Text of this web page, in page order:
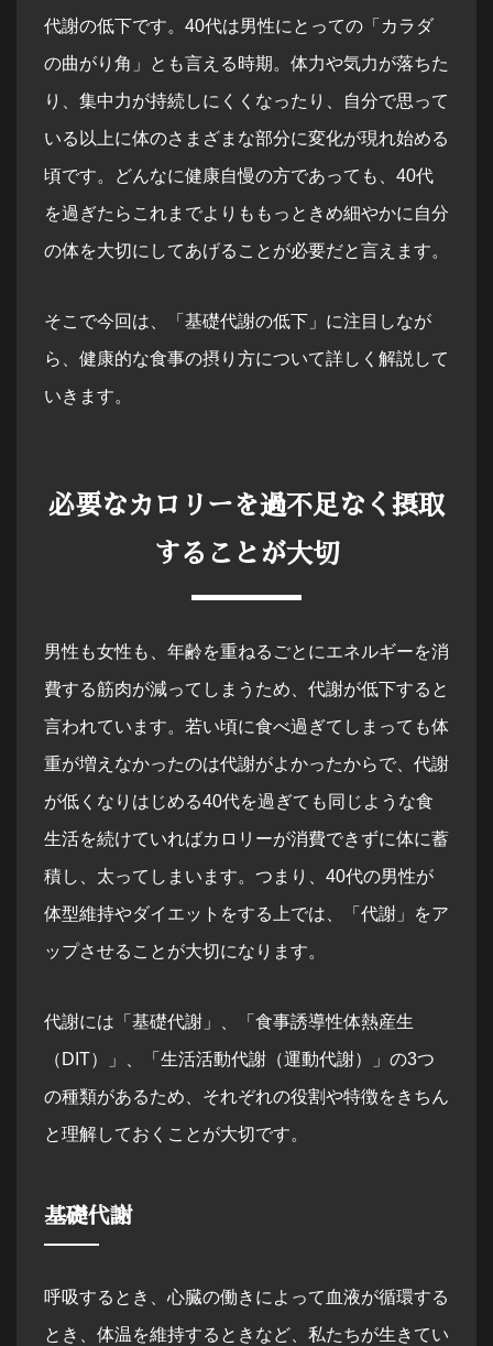
代謝の低下です。40代は男性にとっての「カラダ
の曲がり角」とも言える時期。体力や気力が落ちた
り、集中力が持続しにくくなったり、自分で思って
いる以上に体のさまざまな部分に変化が現れ始める
頃です。どんなに健康自慢の方であっても、40代
を過ぎたらこれまでよりももっときめ細やかに自分
の体を大切にしてあげることが必要だと言えます。
そこで今回は、「基礎代謝の低下」に注目しなが
ら、健康的な食事の摂り方について詳しく解説して
いきます。
必要なカロリーを過不足なく摂取
することが大切
男性も女性も、年齢を重ねるごとにエネルギーを消
費する筋肉が減ってしまうため、代謝が低下すると
言われています。若い頃に食べ過ぎてしまっても体
重が増えなかったのは代謝がよかったからで、代謝
が低くなりはじめる40代を過ぎても同じような食
生活を続けていればカロリーが消費できずに体に蓄
積し、太ってしまいます。つまり、40代の男性が
体型維持やダイエットをする上では、「代謝」をア
ップさせることが大切になります。
代謝には「基礎代謝」、「食事誘導性体熱産生
（DIT）」、「生活活動代謝（運動代謝）」の3つ
の種類があるため、それぞれの役割や特徴をきちん
と理解しておくことが大切です。
基礎代謝
呼吸するとき、心臓の働きによって血液が循環する
とき、体温を維持するときなど、私たちが生きてい